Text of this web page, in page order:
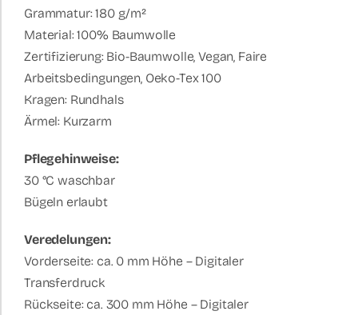
Grammatur: 180 g/m²
Material: 100% Baumwolle
Zertifizierung: Bio-Baumwolle, Vegan, Faire
Arbeitsbedingungen, Oeko-Tex 100
Kragen: Rundhals
Ärmel: Kurzarm
Pflegehinweise:
30 °C waschbar
Bügeln erlaubt
Veredelungen:
Vorderseite: ca. 0 mm Höhe – Digitaler
Transferdruck
Rückseite: ca. 300 mm Höhe – Digitaler